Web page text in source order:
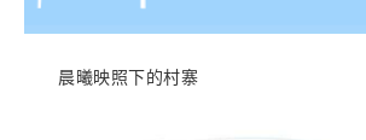
晨曦映照下的村寨